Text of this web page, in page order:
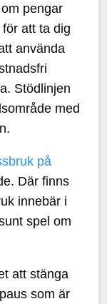
pengar
att ta dig
använda
Stödlinjen
med
på
Där finns
innebär i
spel om
att stänga
som är